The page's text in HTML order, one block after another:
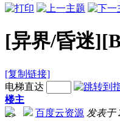
[异界/昏迷
[复制链接]
电梯直达
楼主
百度云资源 发表于
-->